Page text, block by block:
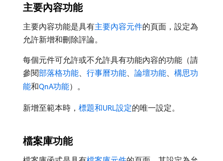
主要內容功能
主要內容功能是具有主要內容元件的頁面，設定為
允許新增和刪除評論。
每個元件可允許或不允許具有功能內容的功能（請
參閱部落格功能 行事曆功能 論壇功能
構思功
能和QnA功能）。
新增至範本時， 標題和URL設定的唯一設定。
檔案庫功能